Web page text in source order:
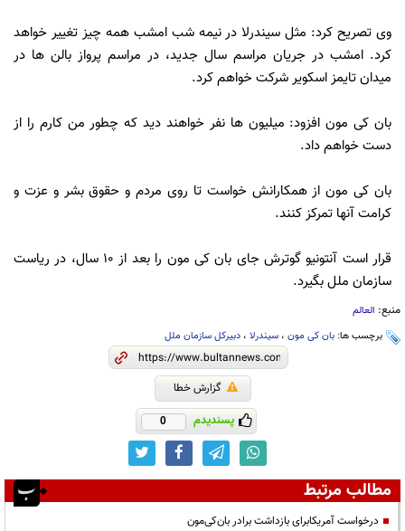
وی تصریح کرد: مثل سیندرلا در نیمه شب امشب همه چیز تغییر خواهد
کرد. امشب در جریان مراسم سال جدید، در مراسم پرواز بالن ها در
میدان تایمز اسکویر شرکت خواهم کرد.
بان کی مون افزود: میلیون ها نفر خواهند دید که چطور من کارم را از
دست خواهم داد.
بان کی مون از همکارانش خواست تا روی مردم و حقوق بشر و عزت و
کرامت آنها تمرکز کنند.
قرار است آنتونیو گوترش جای بان کی مون را بعد از 10 سال، در ریاست
سازمان ملل بگیرد.
منبع: العالم
برچسب ها: بان کی مون ، سیندرلا ، دبیرکل سازمان ملل
گزارش خطا
پسندیدم 0
مطالب مرتبط
درخواست آمریکابرای بازداشت برادر بان‌کی‌مون